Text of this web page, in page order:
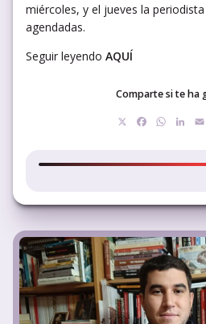
miércoles, y el jueves la
agendadas.
Seguir leyendo AQUÍ
Comparte si te ha
Facebook